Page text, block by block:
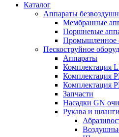
Каталог
Аппараты
Мембранные
Поршневые
Промышленное
Пескоструйное
Аппараты
Комплектация
Комплектация
Комплектация
Запчасти
Насадки GN
Рукава и